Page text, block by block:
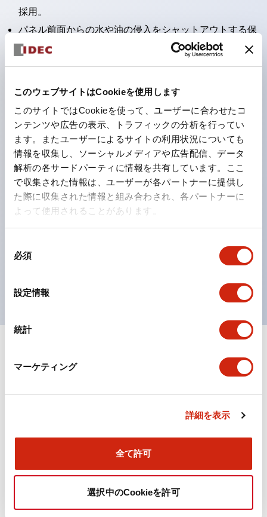
このウェブサイトはCookieを使用します
このサイトではCookieを使って、ユーザーに合わせたコ
ンテンツや広告の表示、トラフィックの分析を行ってい
ます。またユーザーによるサイトの利用状況についても
情報を収集し、ソーシャルメディアや広告配信、データ
解析の各サードパーティに情報を共有しています。ここ
で収集された情報は、ユーザーが各パートナーに提供し
た際に収集された情報と組み合わされ、各パートナーに
よって使用されることがあります。
必須
設定情報
統計
マーケティング
詳細を表示
全て許可
選択中のCookieを許可
採用。
パネル前面からの水や油の侵入をシャットアウトする保
護構造：IP65。（ただし2点押ボタンスイッチは
IP40）
チも完備。
ワールドワイドなニーズに対応する各種電圧を完備。
1つで6色の役をこなすLED球（LSRD球）。これまで色
ごとに分かれていたLED球を、1色のLED球で各色を表
現できるようにしました。
カラーユニバーサルデザインに対応。表示灯（角平形）
の点灯/消灯の認識および、点灯時のランプ色の識別が
ISO 3864-4安全色に対応。危険時や緊急事態時の色表
現がより明確・鮮明で、より多くの方が識別可能に。
+
ドキュメントとファイル
取扱説明書 CAD 規格・認証